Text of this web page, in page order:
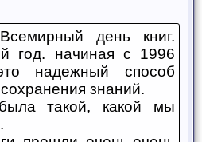
день книг.
год. начиная с 1996
надежный способ
знаний.
такой, какой мы